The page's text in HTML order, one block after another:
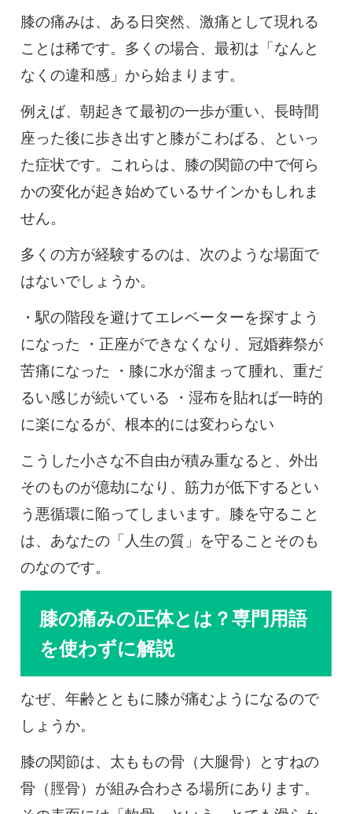
膝の痛みは、ある日突然、激痛として現れる
ことは稀です。多くの場合、最初は「なんと
なくの違和感」から始まります。
例えば、朝起きて最初の一歩が重い、長時間
座った後に歩き出すと膝がこわばる、といっ
た症状です。これらは、膝の関節の中で何ら
かの変化が起き始めているサインかもしれま
せん。
多くの方が経験するのは、次のような場面で
はないでしょうか。
・駅の階段を避けてエレベーターを探すよう
になった ・正座ができなくなり、冠婚葬祭が
苦痛になった ・膝に水が溜まって腫れ、重だ
るい感じが続いている ・湿布を貼れば一時的
に楽になるが、根本的には変わらない
こうした小さな不自由が積み重なると、外出
そのものが億劫になり、筋力が低下するとい
う悪循環に陥ってしまいます。膝を守ること
は、あなたの「人生の質」を守ることそのも
のなのです。
膝の痛みの正体とは？専門用語
を使わずに解説
なぜ、年齢とともに膝が痛むようになるので
しょうか。
膝の関節は、太ももの骨（大腿骨）とすねの
骨（脛骨）が組み合わさる場所にあります。